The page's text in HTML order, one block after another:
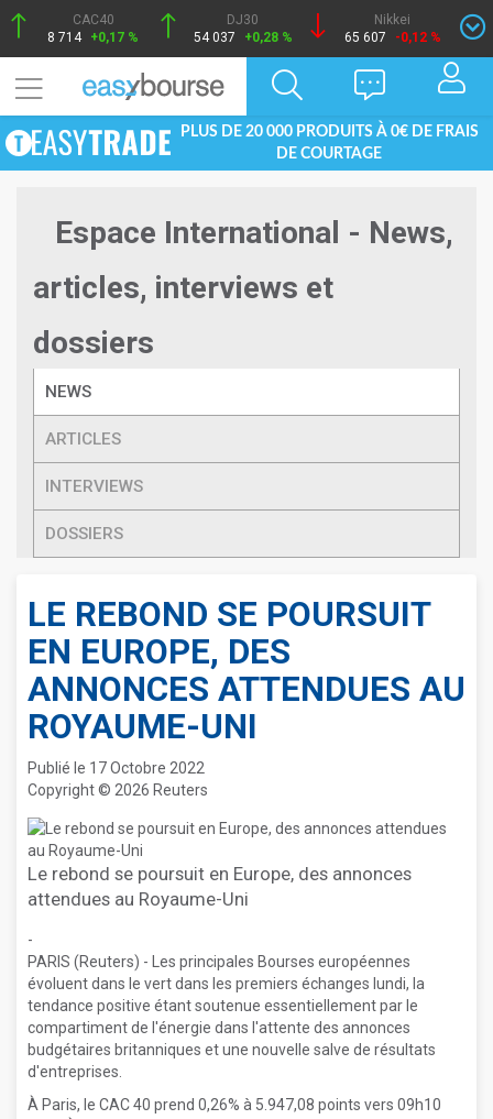
CAC40
8 714 +0,17 %
DJ30
54 037
+0,28 %
Nikkei
65 607
-0,12 %
PLUS DE 20 000 PRODUITS À 0€ DE FRAIS
DE COURTAGE
Espace International - News,
articles, interviews et
dossiers
NEWS
ARTICLES
INTERVIEWS
DOSSIERS
LE REBOND SE POURSUIT
EN EUROPE, DES
ANNONCES ATTENDUES AU
ROYAUME-UNI
Publié le 17 Octobre 2022
Copyright © 2026 Reuters
Le rebond se poursuit en Europe, des annonces
attendues au Royaume-Uni
-
PARIS (Reuters) - Les principales Bourses européennes
évoluent dans le vert dans les premiers échanges lundi, la
tendance positive étant soutenue essentiellement par le
compartiment de l'énergie dans l'attente des annonces
budgétaires britanniques et une nouvelle salve de résultats
d'entreprises.
À Paris, le CAC 40 prend 0,26% à 5.947,08 points vers 09h10